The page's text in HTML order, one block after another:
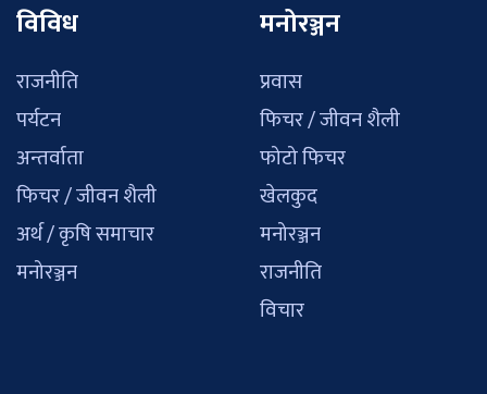
विविध
राजनीति
पर्यटन
अन्तर्वाता
फिचर / जीवन शैली
अर्थ / कृषि समाचार
मनोरञ्जन
मनोरञ्जन
प्रवास
फिचर / जीवन शैली
फोटो फिचर
खेलकुद
मनोरञ्जन
राजनीति
विचार